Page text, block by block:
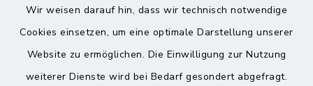
Wir weisen darauf hin, dass wir technisch notwendige
Cookies einsetzen, um eine optimale Darstellung unserer
Website zu ermöglichen. Die Einwilligung zur Nutzung
weiterer Dienste wird bei Bedarf gesondert abgefragt.
Impressum
Sitemap